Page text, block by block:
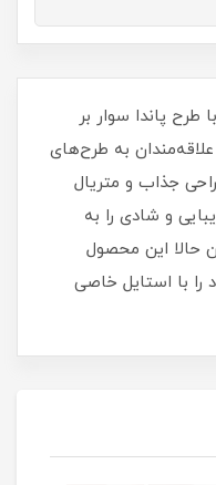
پاندا سوار بر
به طرح‌های
جذاب و متریال
و شادی را به
حالا این محصول
را با استایل خاصی